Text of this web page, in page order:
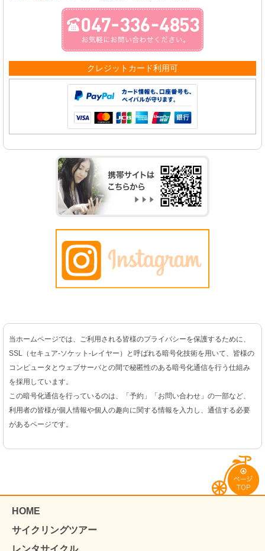
クレジットカード利用可
当ホームページでは、ご利用される皆様のプライバシーを保護するために、
SSL（セキュア-ソケット-レイヤー）と呼ばれる暗号化技術を用いて、皆様の
コンピュータとウェブサーバとの間で秘匿性のある暗号化通信を行う仕組み
を採用しています。
この暗号化通信を行っているのは、「予約」「お問い合わせ」の一部など、
利用者の皆様が個人情報や個人の趣向に関する情報を入力し、通信する必要
があるページです。
HOME
サイクリングツアー
レンタサイクル